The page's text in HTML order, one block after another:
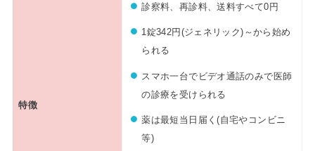
特徴
診察料、再診料、送料すべて0円
1錠342円(ジェネリック)～から始め
られる
スマホ一台でビデオ通話のみで医師
の診療を受けられる
薬は最短当日届く(自宅やコンビニ
等)